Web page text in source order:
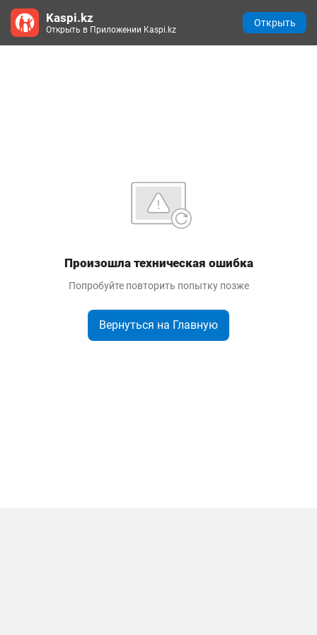
Произошла техническая ошибка
Попробуйте повторить попытку позже
Вернуться на Главную
Kaspi.kz
Открыть в Приложении Kaspi.kz
Открыть